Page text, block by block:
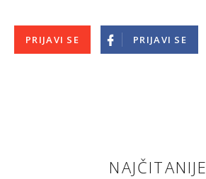
PRIJAVI SE PRIJAVI SE
NAJČITANIJE